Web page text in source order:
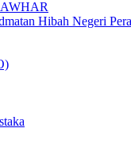
Hibah Negeri